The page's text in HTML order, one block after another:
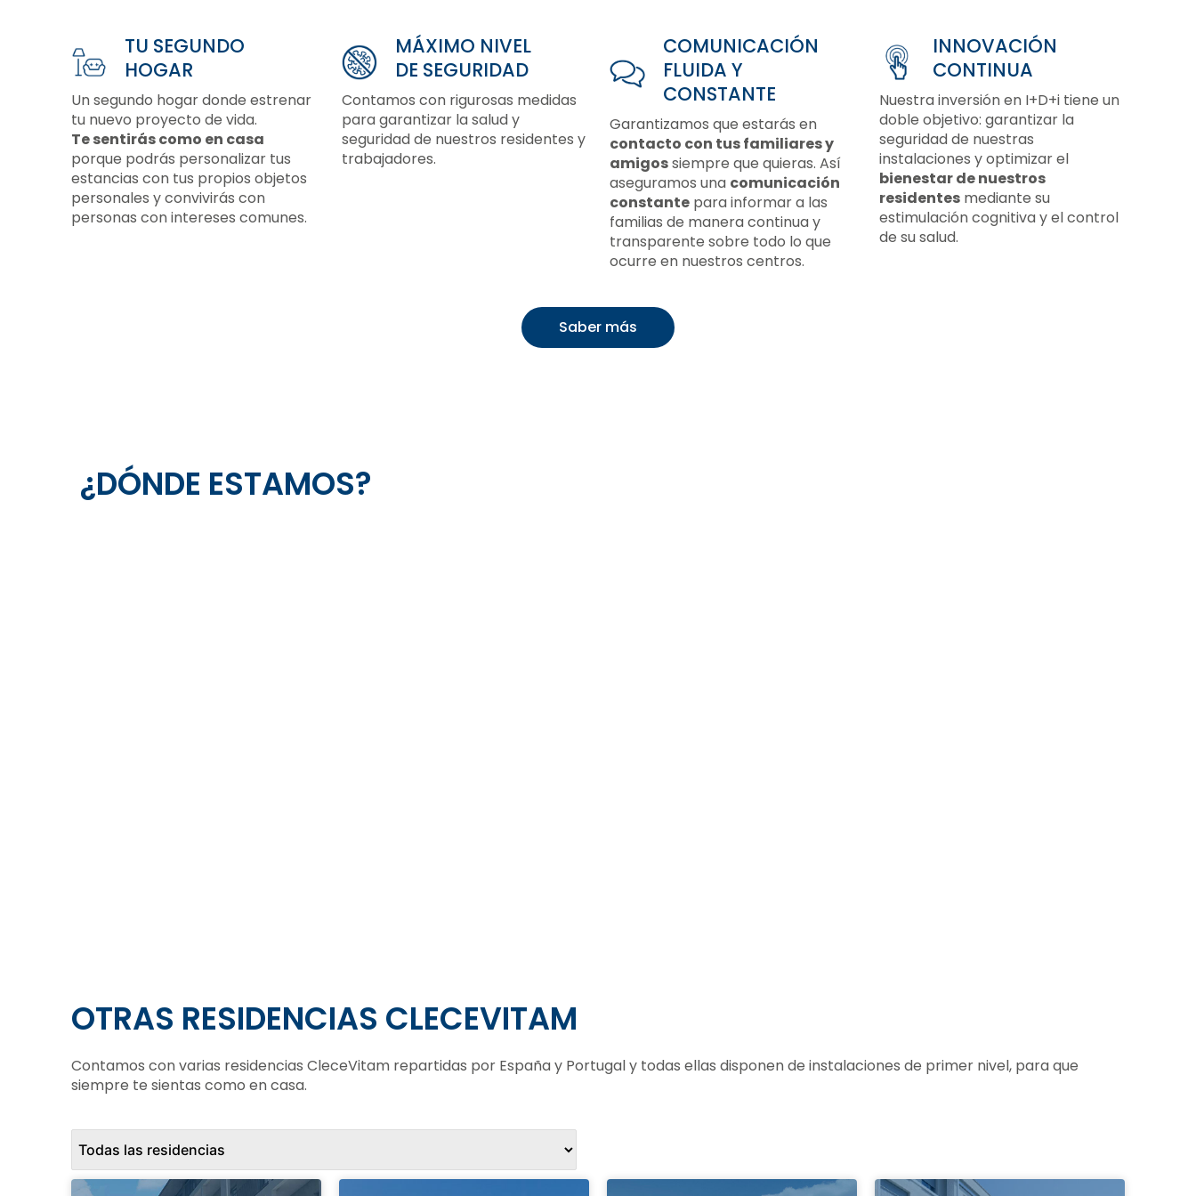
- Diseñadas para tu bienestar -
TU SEGUNDO
HOGAR
Un segundo hogar donde estrenar
tu nuevo proyecto de vida.
Te sentirás como en casa
porque podrás personalizar tus
estancias con tus propios objetos
personales y convivirás con
personas con intereses comunes.
MÁXIMO NIVEL
DE SEGURIDAD
Contamos con rigurosas medidas
para garantizar la salud y
seguridad de nuestros residentes y
trabajadores.
COMUNICACIÓN
FLUIDA Y
CONSTANTE
Garantizamos que estarás en
contacto con tus familiares y
amigossiempre que quieras. Así
aseguramos una comunicación
constantepara informar a las
familias de manera continua y
transparente sobre todo lo que
ocurre en nuestros centros.
INNOVACIÓN
CONTINUA
Nuestra inversión en I+D+i tiene un
doble objetivo: garantizar la
seguridad de nuestras
instalaciones y optimizar el
bienestar de nuestros
residentes mediante su
estimulación cognitiva y el control
de su salud.
Saber más
¿DÓNDE ESTAMOS?
OTRAS RESIDENCIAS CLECEVITAM
Contamos con varias residencias CleceVitam repartidas por España y Portugal y todas ellas disponen de instalaciones de primer nivel, para que
siempre te sientas como en casa.